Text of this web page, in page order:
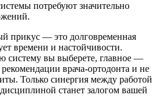
потребуют значительно
прикус — это долговременная
времени и настойчивости.
систему вы выберете, главное —
врача-ортодонта и не
Только синергия между работой
станет залогом вашей